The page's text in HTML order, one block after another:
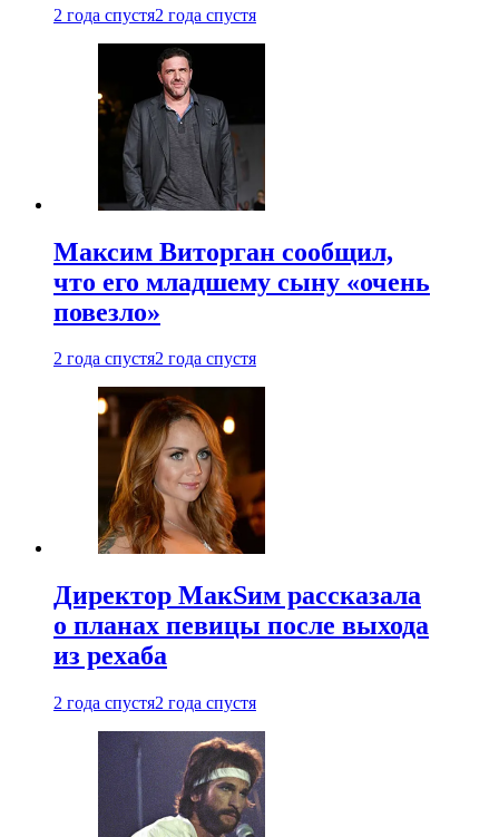
2 года спустя2 года спустя
Максим Виторган сообщил,
что его младшему сыну «очень
повезло»
2 года спустя2 года спустя
Директор МакSим рассказала
о планах певицы после выхода
из рехаба
2 года спустя2 года спустя